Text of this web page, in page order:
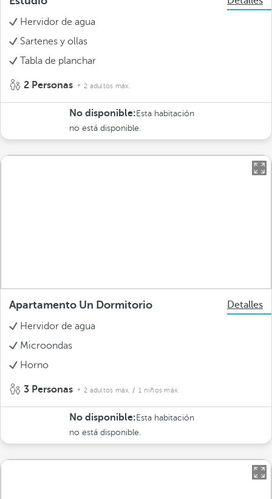
Hervidor de agua
Sartenes y ollas
Tabla de planchar
2 Personas 2 adultos máx.
No disponible: Esta habitación
no está disponible.
Apartamento Un Dormitorio
Detalles
Hervidor de agua
Microondas
Horno
3 Personas 2 adultos máx. / 1 niños máx.
No disponible: Esta habitación
no está disponible.